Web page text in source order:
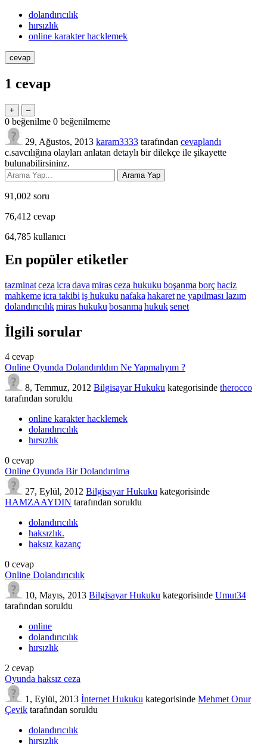
dolandırıcılık
hırsızlık
online karakter hacklemek
1 cevap
0 beğenilme 0 beğenilmeme
29, Ağustos, 2013 karam3333 tarafından cevaplandı
c.savcılığına olayları anlatan detaylı bir dilekçe ile şikayette
bulunabilirsininz.
91,002 soru
76,412 cevap
64,785 kullanıcı
En popüler etiketler
tazminatceza icra dava mirasceza hukuku boşanma borçhaciz
mahkemeicra takibi iş hukuku nafaka hakaretne yapılması lazım
dolandırıcılıkmiras hukuku bosanma hukuksenet
İlgili sorular
4 cevap
Online Oyunda Dolandırıldım Ne Yapmalıyım ?
8, Temmuz, 2012 Bilgisayar Hukuku kategorisinde therocco
tarafından soruldu
online karakter hacklemek
dolandırıcılık
hırsızlık
0 cevap
Online Oyunda Bir Dolandırılma
27, Eylül, 2012 Bilgisayar Hukuku kategorisinde
HAMZAAYDIN tarafından soruldu
dolandırıcılık
haksızlık.
haksız kazanç
0 cevap
Online Dolandırıcılık
10, Mayıs, 2013 Bilgisayar Hukuku kategorisinde Umut34
tarafından soruldu
online
dolandırıcılık
hırsızlık
2 cevap
Oyunda haksız ceza
1, Eylül, 2013 İnternet Hukuku kategorisinde Mehmet Onur
Çevik tarafından soruldu
dolandırıcılık
hırsızlık